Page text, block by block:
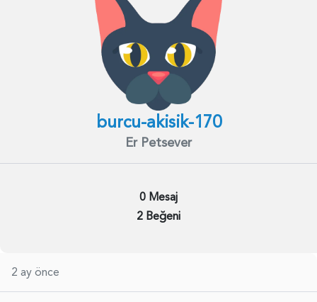
burcu-akisik-170
Er Petsever
0 Mesaj
2 Beğeni
2 ay önce